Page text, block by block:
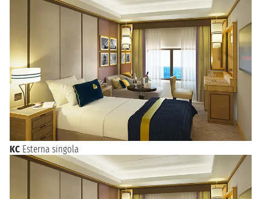
KC Esterna singola